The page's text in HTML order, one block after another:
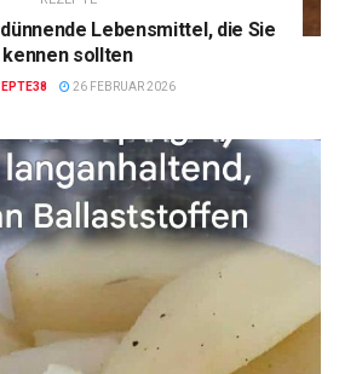
Lebensmittel, die Sie
kennen sollten
26 FEBRUAR 2026